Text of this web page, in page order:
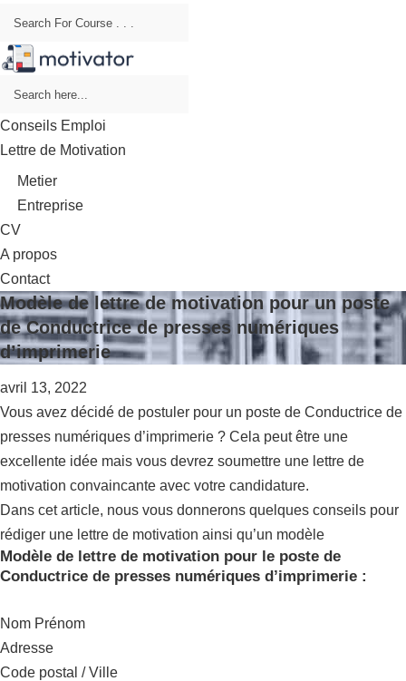
Conseils Emploi
Lettre de Motivation
Metier
Entreprise
CV
A propos
Contact
Modèle de lettre de motivation pour un poste
de Conductrice de presses numériques
d’imprimerie
avril 13, 2022
Vous avez décidé de postuler pour un poste de Conductrice de
presses numériques d’imprimerie ? Cela peut être une
excellente idée mais vous devrez soumettre une lettre de
motivation convaincante avec votre candidature.
Dans cet article, nous vous donnerons quelques conseils pour
rédiger une lettre de motivation ainsi qu’un modèle
Modèle de lettre de motivation pour le poste de
Conductrice de presses numériques d’imprimerie :
Nom Prénom
Adresse
Code postal / Ville